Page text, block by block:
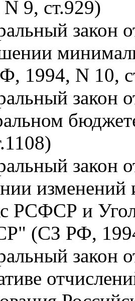
9, ст.929)
закон
1994, N 10,
закон
закон
РСФСР и
(СЗ РФ,
закон